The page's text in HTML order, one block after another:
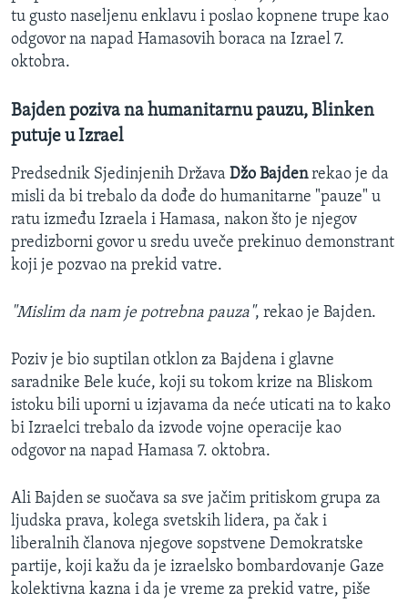
tu gusto naseljenu enklavu i poslao kopnene trupe kao
odgovor na napad Hamasovih boraca na Izrael 7.
oktobra.
Bajden poziva na humanitarnu pauzu, Blinken
putuje u Izrael
Predsednik Sjedinjenih Država Džo Bajdenrekao je da
misli da bi trebalo da dođe do humanitarne "pauze" u
ratu između Izraela i Hamasa, nakon što je njegov
predizborni govor u sredu uveče prekinuo demonstrant
koji je pozvao na prekid vatre.
"Mislim da nam je potrebna pauza", rekao je Bajden.
Poziv je bio suptilan otklon za Bajdena i glavne
saradnike Bele kuće, koji su tokom krize na Bliskom
istoku bili uporni u izjavama da neće uticati na to kako
bi Izraelci trebalo da izvode vojne operacije kao
odgovor na napad Hamasa 7. oktobra.
Ali Bajden se suočava sa sve jačim pritiskom grupa za
ljudska prava, kolega svetskih lidera, pa čak i
liberalnih članova njegove sopstvene Demokratske
partije, koji kažu da je izraelsko bombardovanje Gaze
kolektivna kazna i da je vreme za prekid vatre, piše